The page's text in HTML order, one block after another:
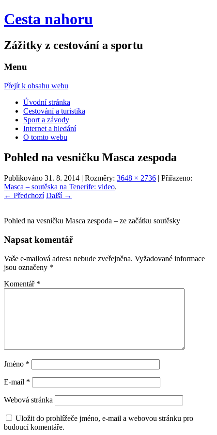
Cesta nahoru
Zážitky z cestování a sportu
Menu
Přejít k obsahu webu
Úvodní stránka
Cestování a turistika
Sport a závody
Internet a hledání
O tomto webu
Pohled na vesničku Masca zespoda
Publikováno 31. 8. 2014 | Rozměry: 3648 × 2736 | Přiřazeno:
Masca – soutěska na Tenerife: video.
← Předchozí Další →
Pohled na vesničku Masca zespoda – ze začátku soutěsky
Napsat komentář
Vaše e-mailová adresa nebude zveřejněna. Vyžadované informace
jsou označeny *
Komentář *
Jméno *
E-mail *
Webová stránka
Uložit do prohlížeče jméno, e-mail a webovou stránku pro
budoucí komentáře.